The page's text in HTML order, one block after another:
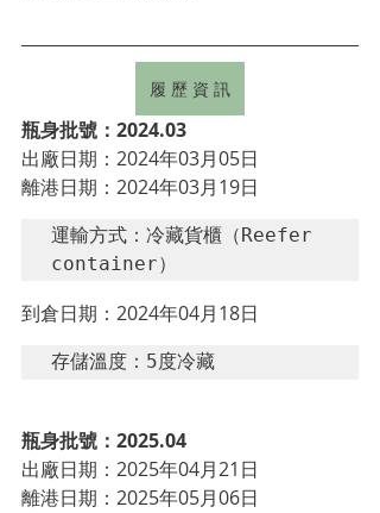
履 歷 資 訊
瓶身批號：2024.03
出廠日期：2024年03月05日
離港日期：2024年03月19日
運輸方式：冷藏貨櫃（Reefer
container）
到倉日期：2024年04月18日
存儲溫度：5度冷藏
瓶身批號：2025.04
出廠日期：2025年04月21日
離港日期：2025年05月06日